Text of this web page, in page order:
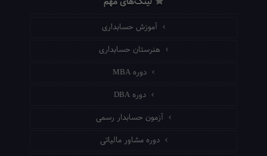
آموزش حسابداری
هنرستان حسابداری
دوره MBA
دوره DBA
آزمون حسابدار رسمی
دوره مشاور مالیاتی